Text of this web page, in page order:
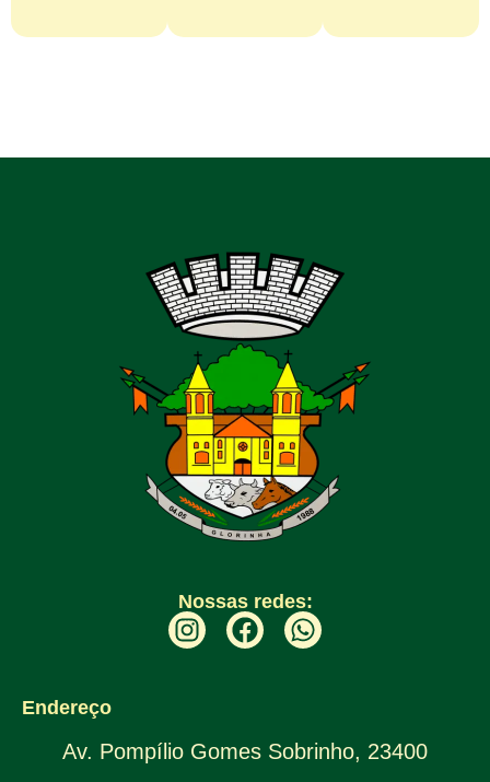
Nossas redes:
Endereço
Av. Pompílio Gomes Sobrinho, 23400